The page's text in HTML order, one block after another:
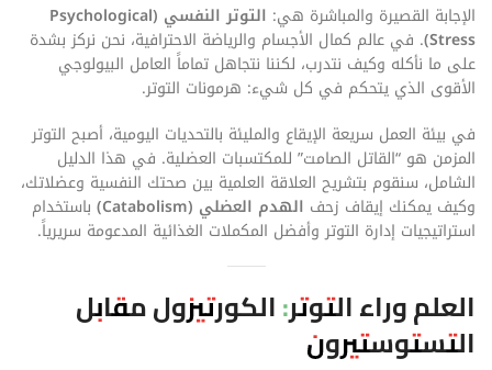
الإجابة القصيرة والمباشرة هي:
التوتر النفسي (Psychological
Stress) . في عالم كمال الأجسام والرياضة الاحترافية، نحن نركز بشدة
على ما نأكله وكيف نتدرب، لكننا نتجاهل تماماً العامل البيولوجي
الأقوى الذي يتحكم في كل شيء: هرمونات التوتر.
في بيئة العمل سريعة الإيقاع والمليئة بالتحديات اليومية، أصبح التوتر
المزمن هو “القاتل الصامت” للمكتسبات العضلية. في هذا الدليل
الشامل، سنقوم بتشريح العلاقة العلمية بين صحتك النفسية وعضلاتك،
وكيف يمكنك إيقاف زحف الهدم العضلي (Catabolism)
باستخدام
استراتيجيات إدارة التوتر وأفضل المكملات الغذائية المدعومة سريرياً.
العلم وراء التوتر: الكورتيزول مقابل
التستوستيرون